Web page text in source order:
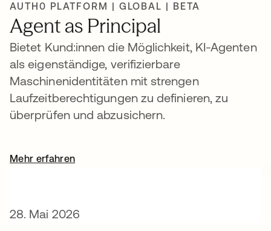
AUTH0 PLATFORM | GLOBAL | BETA
Agent as Principal
Bietet Kund:innen die Möglichkeit, KI-Agenten
als eigenständige, verifizierbare
Maschinenidentitäten mit strengen
Laufzeitberechtigungen zu definieren, zu
überprüfen und abzusichern.
Mehr erfahren
28. Mai 2026